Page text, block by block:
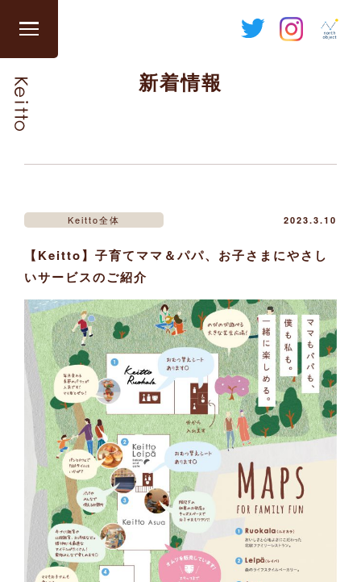
グ
ロ
る
新着情報
Keitto全体 2023.3.10
【Keitto】子育てママ＆パパ、お子さまにやさし
いサービスのご紹介